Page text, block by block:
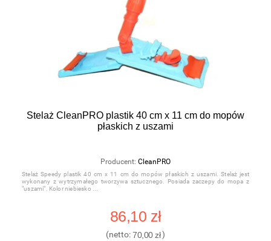
Stelaż CleanPRO plastik 40 cm x 11 cm do mopów
płaskich z uszami
Producent: CleanPRO
Stelaż Speedy plastik 40 cm x 11 cm do mopów płaskich z uszami. Stelaż jest
wykonany z wytrzymałego tworzywa sztucznego. Posiada zaczepy do mopa z
"uszami". Kolor niebiesko
86,10 zł
(netto:70,00 zł)